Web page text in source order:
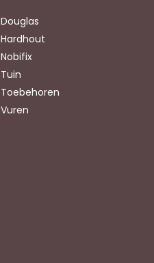
Douglas
Hardhout
Nobifix
Tuin
Toebehoren
Vuren